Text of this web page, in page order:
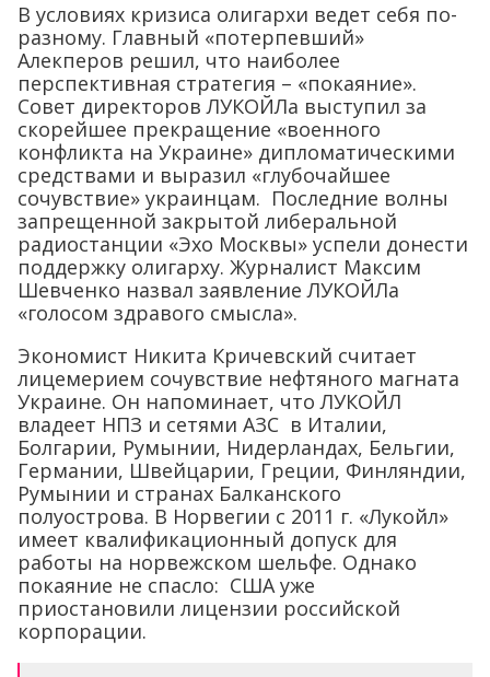
В условиях кризиса олигархи ведет себя по-
разному. Главный «потерпевший»
Алекперов решил, что наиболее
перспективная стратегия – «покаяние».
Совет директоров ЛУКОЙЛа выступил за
скорейшее прекращение «военного
конфликта на Украине» дипломатическими
средствами и выразил «глубочайшее
сочувствие» украинцам. Последние волны
запрещенной закрытой либеральной
радиостанции «Эхо Москвы» успели донести
поддержку олигарху. Журналист Максим
Шевченко назвал заявление ЛУКОЙЛа
«голосом здравого смысла».
Экономист Никита Кричевский считает
лицемерием сочувствие нефтяного магната
Украине. Он напоминает, что ЛУКОЙЛ
владеет НПЗ и сетями АЗС в Италии,
Болгарии, Румынии, Нидерландах, Бельгии,
Германии, Швейцарии, Греции, Финляндии,
Румынии и странах Балканского
полуострова. В Норвегии с 2011 г. «Лукойл»
имеет квалификационный допуск для
работы на норвежском шельфе. Однако
покаяние не спасло: США уже
приостановили лицензии российской
корпорации.